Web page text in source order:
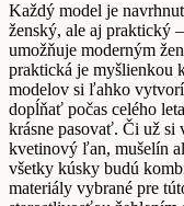
Každý model je
ženský, ale aj praktický
umožňuje moderným
praktická je myšlienkou
modelov si ľahko
dopĺňať počas celého
krásne pasovať. Či už si
kvetinový ľan, mušelín
všetky kúsky budú
materiály vybrané pre